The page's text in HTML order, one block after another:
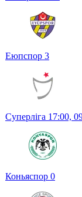
Еюпспор 3
Суперліга 17:00,
Коньяспор 0